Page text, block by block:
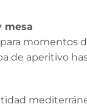
mesa
momentos
de aperitivo